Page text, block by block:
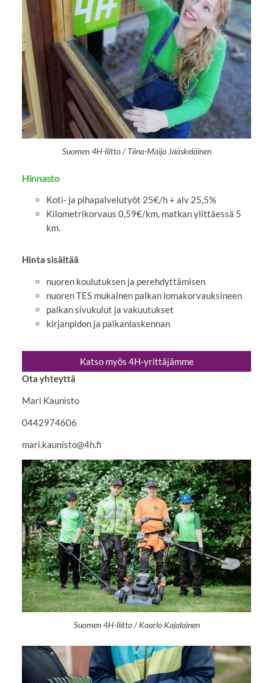
Ota yhteyttä
Mari Kaunisto
0442974606
mari.kaunisto@4h.fi
Suomen 4H-liitto / Kaarlo Kajalainen
Suomen 4H-liitto / Tiina-Maija Jääskeläinen
Hinnasto
Koti- ja pihapalvelutyöt 25€/h + alv 25,5%
Kilometrikorvaus 0,59€/km, matkan ylittäessä 5
km.
Hinta sisältää
nuoren koulutuksen ja perehdyttämisen
nuoren TES mukainen palkan lomakorvauksineen
palkan sivukulut ja vakuutukset
kirjanpidon ja palkanlaskennan
Katso myös 4H-yrittäjämme